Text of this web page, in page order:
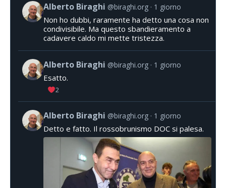
Alberto Biraghi @biraghi.org 1 giorno
Non ho dubbi, raramente ha detto una cosa non
condivisibile. Ma questo sbandieramento a
cadavere caldo mi mette tristezza.
Alberto Biraghi @biraghi.org 1 giorno
Esatto.
2
Alberto Biraghi @biraghi.org 1 giorno
Detto e fatto. Il rossobrunismo DOC si palesa.